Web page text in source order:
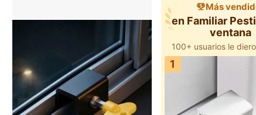
Más
en Familiar
ventana
1